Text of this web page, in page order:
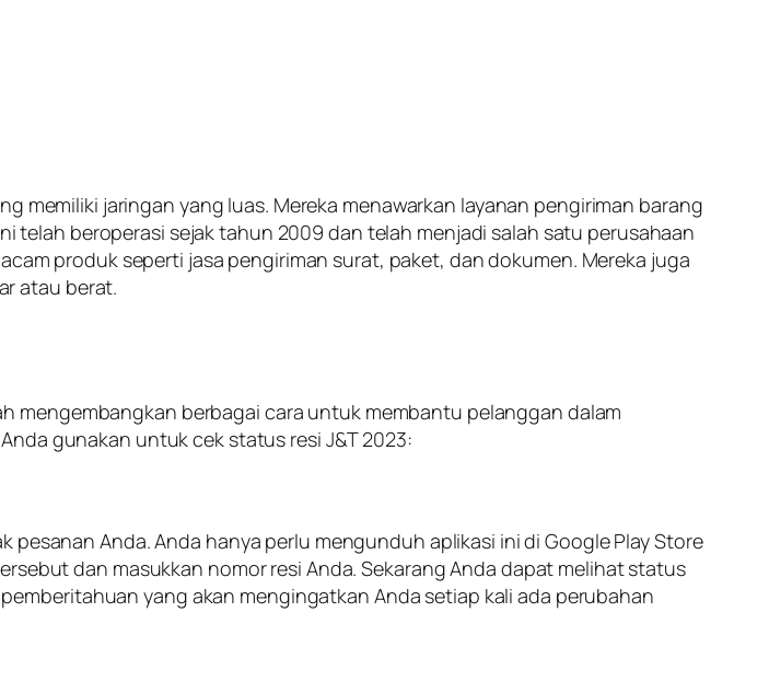
memiliki jaringan yang luas. Mereka menawarkan layanan pengiriman barang
telah beroperasi sejak tahun 2009 dan telah menjadi salah satu perusahaan
produk seperti jasa pengiriman surat, paket, dan dokumen. Mereka juga
atau berat.
mengembangkan berbagai cara untuk membantu pelanggan dalam
gunakan untuk cek status resi J&T 2023:
Anda. Anda hanya perlu mengunduh aplikasi ini di Google Play Store
dan masukkan nomor resi Anda. Sekarang Anda dapat melihat status
yang akan mengingatkan Anda setiap kali ada perubahan